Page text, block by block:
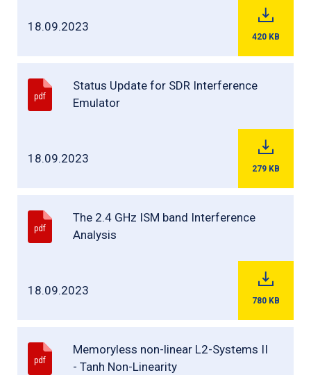
18.09.2023
420 KB
pdf
Status Update for SDR Interference
Emulator
18.09.2023
279 KB
pdf
The 2.4 GHz ISM band Interference
Analysis
18.09.2023
780 KB
pdf
Memoryless non-linear L2-Systems II
- Tanh Non-Linearity